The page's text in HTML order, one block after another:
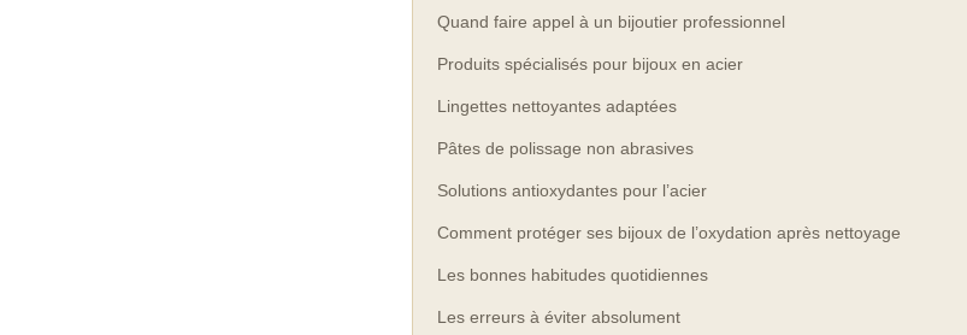
Quand faire appel à un bijoutier professionnel
Produits spécialisés pour bijoux en acier
Lingettes nettoyantes adaptées
Pâtes de polissage non abrasives
Solutions antioxydantes pour l’acier
Comment protéger ses bijoux de l’oxydation après nettoyage
Les bonnes habitudes quotidiennes
Les erreurs à éviter absolument